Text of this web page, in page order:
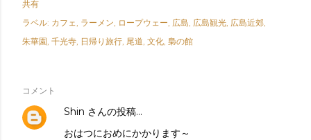
共有
ラベル: カフェ ラーメン ロープウェー 広島 広島観光 広島近郊
朱華園 千光寺 日帰り旅行 尾道 文化 梟の館
コメント
Shin さんの投稿…
おはつにおめにかかります～